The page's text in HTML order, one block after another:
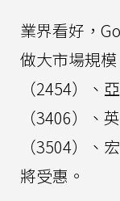
業界看好，
做大市場規
（2454）、
（3406）、
（3504）、
將受惠。